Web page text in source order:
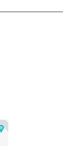
Избегать